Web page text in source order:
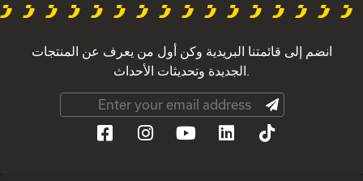
انضم إلى قائمتنا البريدية وكن أول من يعرف عن المنتجات
الجديدة وتحديثات الأحداث.